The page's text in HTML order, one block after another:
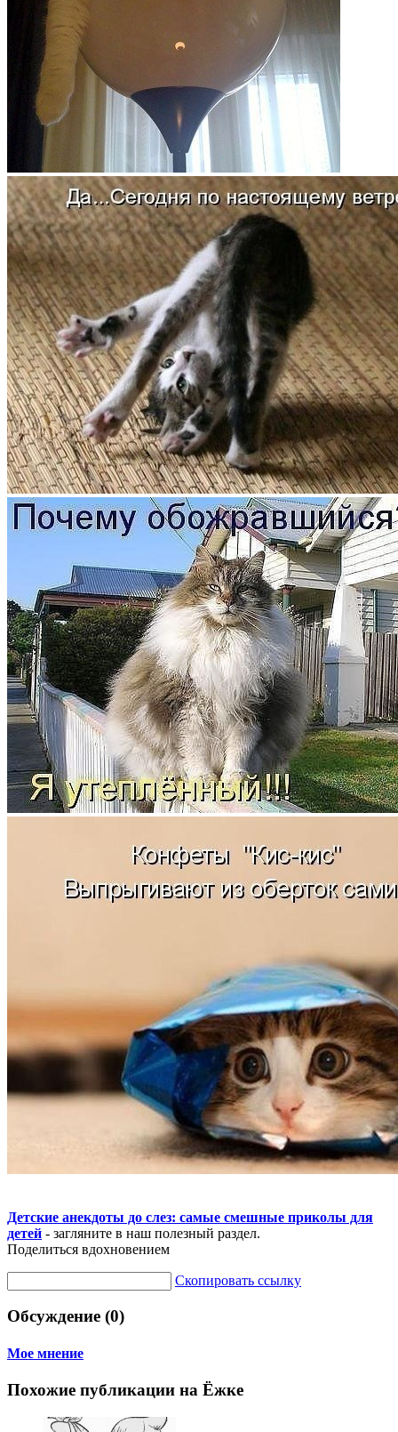
Детские анекдоты до слез: самые смешные приколы для
детей - загляните в наш полезный раздел.
Поделиться вдохновением
Скопировать ссылку
Обсуждение (0)
Мое мнение
Похожие публикации на Ёжке